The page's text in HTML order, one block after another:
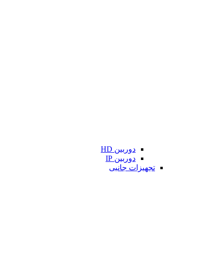
دوربین HD
دوربین IP
تجهیزات جانبی